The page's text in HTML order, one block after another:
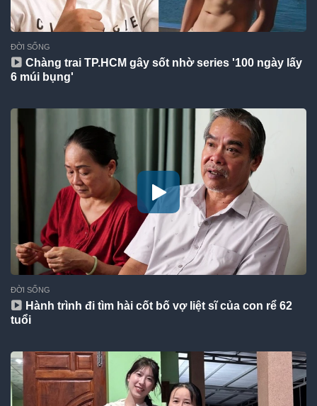
ĐỜI SỐNG
Chàng trai TP.HCM gây sốt nhờ series '100 ngày lấy
6 múi bụng'
ĐỜI SỐNG
Hành trình đi tìm hài cốt bố vợ liệt sĩ của con rể 62
tuổi